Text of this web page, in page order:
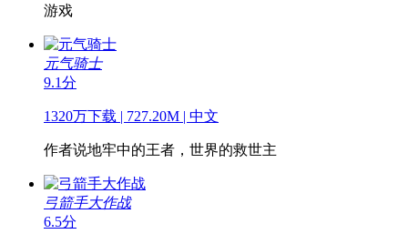
游戏
元气骑士
9.1分
1320万下载 | 727.20M | 中文
作者说地牢中的王者，世界的救世主
弓箭手大作战
6.5分